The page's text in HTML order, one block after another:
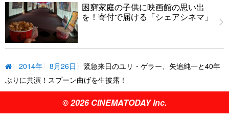
困窮家庭の子供に映画館の思い出
を！寄付で届ける「シェアシネマ」
2014年 8月26日
緊急来日のユリ・ゲラー、矢追純一と40年
ぶりに共演！スプーン曲げを生披露！
© 2026 CINEMATODAY Inc.